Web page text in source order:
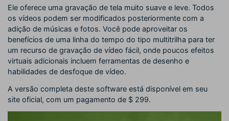
Ele oferece uma gravação de tela muito suave e leve. Todos
os vídeos podem ser modificados posteriormente com a
adição de músicas e fotos. Você pode aproveitar os
benefícios de uma linha do tempo do tipo multitrilha para ter
um recurso de gravação de vídeo fácil, onde poucos efeitos
virtuais adicionais incluem ferramentas de desenho e
habilidades de desfoque de vídeo.
A versão completa deste software está disponível em seu
site oficial, com um pagamento de $ 299.